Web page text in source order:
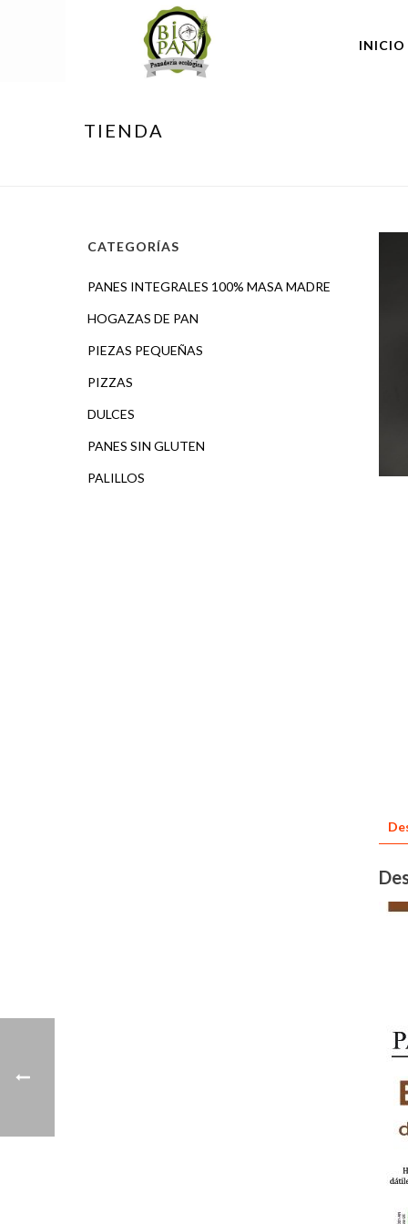
INICIO
TIENDA
CATEGORÍAS
PANES INTEGRALES 100% MASA MADRE
HOGAZAS DE PAN
PIEZAS PEQUEÑAS
PIZZAS
DULCES
PANES SIN GLUTEN
PALILLOS